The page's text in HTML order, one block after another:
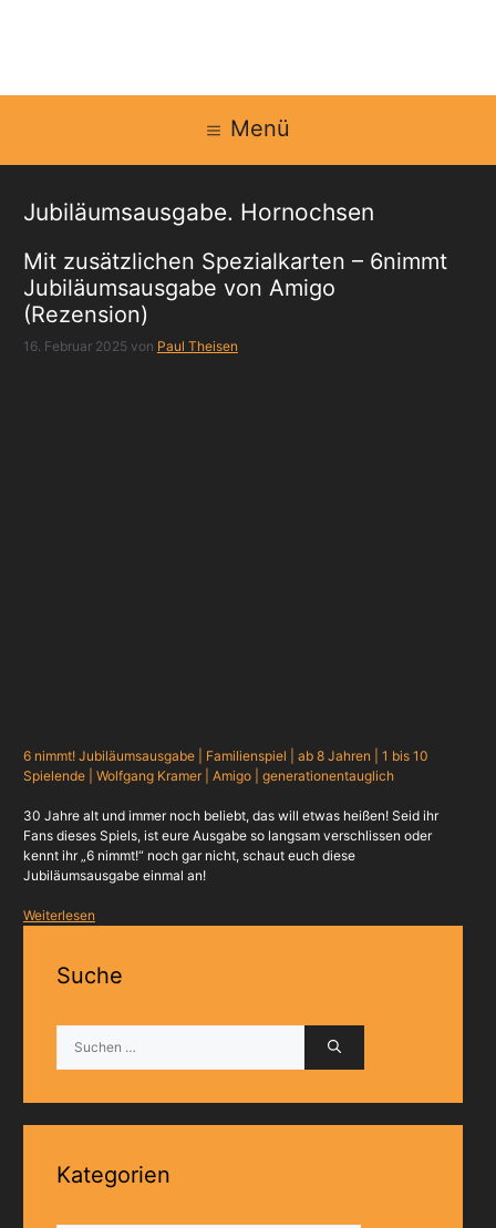
Menü
Jubiläumsausgabe. Hornochsen
Mit zusätzlichen Spezialkarten – 6nimmt
Jubiläumsausgabe von Amigo
(Rezension)
16. Februar 2025 von Paul Theisen
6 nimmt! Jubiläumsausgabe | Familienspiel | ab 8 Jahren | 1 bis 10
Spielende | Wolfgang Kramer | Amigo | generationentauglich
30 Jahre alt und immer noch beliebt, das will etwas heißen! Seid ihr
Fans dieses Spiels, ist eure Ausgabe so langsam verschlissen oder
kennt ihr „6 nimmt!“ noch gar nicht, schaut euch diese
Jubiläumsausgabe einmal an!
Weiterlesen
Suche
nach:
Kategorien